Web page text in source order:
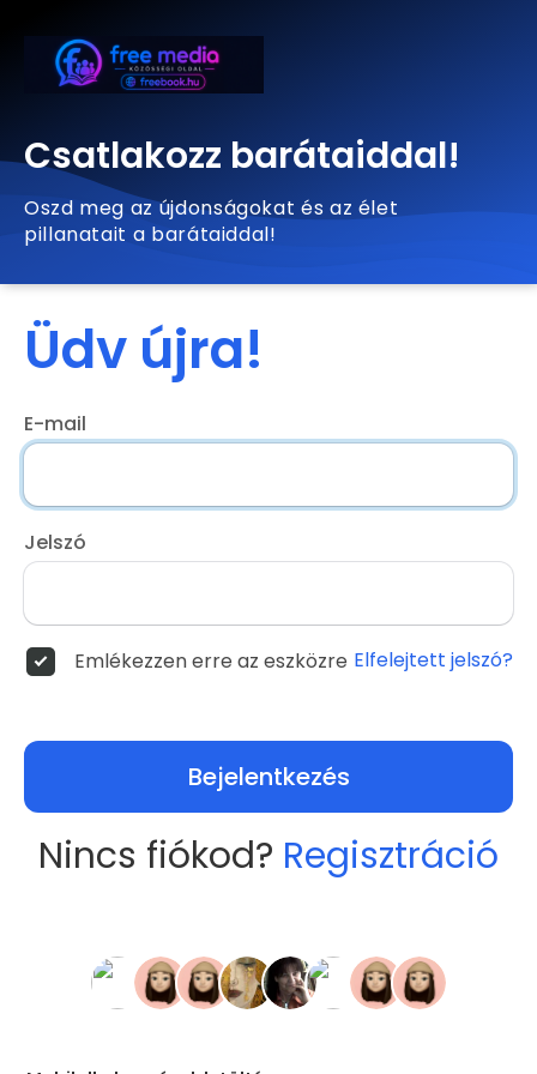
Csatlakozz barátaiddal!
Oszd meg az újdonságokat és az élet
pillanatait a barátaiddal!
Üdv újra!
E-mail
Jelszó
Emlékezzen erre az eszközre Elfelejtett jelszó?
Bejelentkezés
Nincs fiókod? Regisztráció